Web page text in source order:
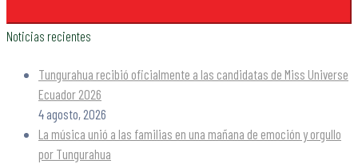
Noticias recientes
Tungurahua recibió oficialmente a las candidatas de Miss Universe
Ecuador 2026
4 agosto, 2026
La música unió a las familias en una mañana de emoción y orgullo
por Tungurahua